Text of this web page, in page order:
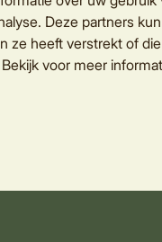
Deze partners
ze heeft verstrekt of
voor meer